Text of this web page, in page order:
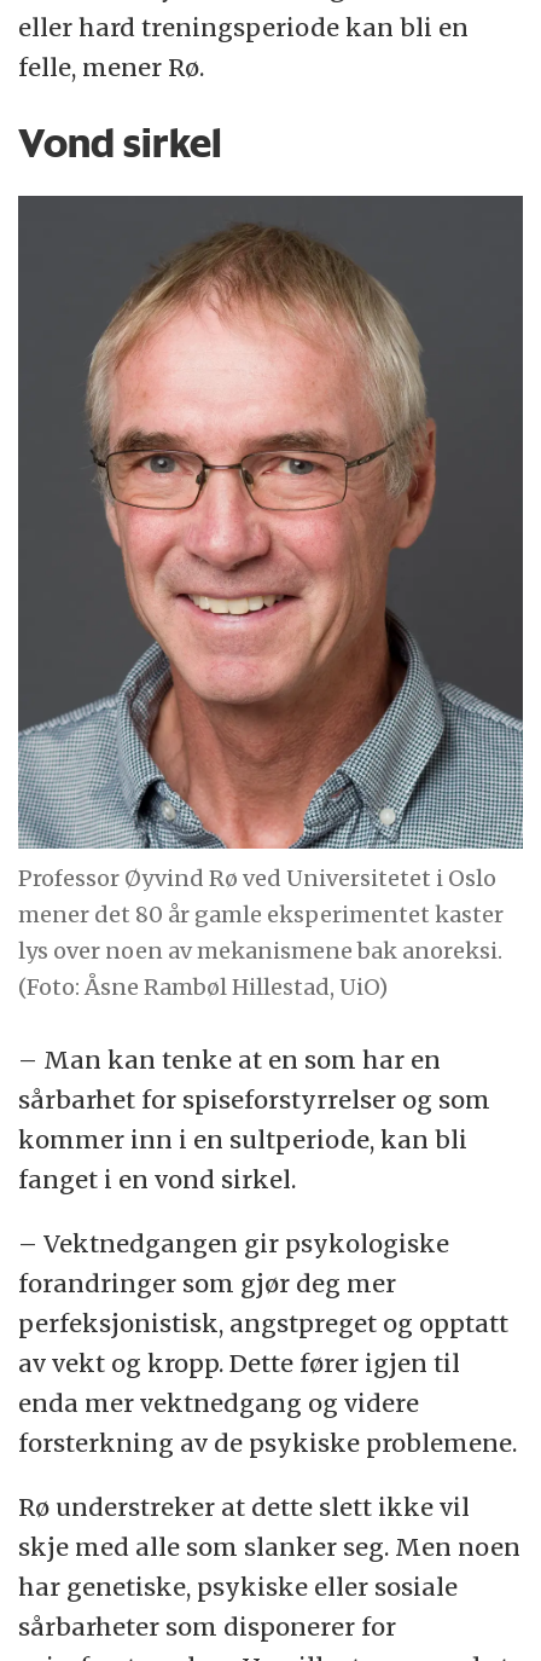
eller hard treningsperiode kan bli en
felle, mener Rø.
Vond sirkel
Professor Øyvind Rø ved Universitetet i Oslo
mener det 80 år gamle eksperimentet kaster
lys over noen av mekanismene bak anoreksi.
(Foto: Åsne Rambøl Hillestad, UiO)
– Man kan tenke at en som har en
sårbarhet for spiseforstyrrelser og som
kommer inn i en sultperiode, kan bli
fanget i en vond sirkel.
– Vektnedgangen gir psykologiske
forandringer som gjør deg mer
perfeksjonistisk, angstpreget og opptatt
av vekt og kropp. Dette fører igjen til
enda mer vektnedgang og videre
forsterkning av de psykiske problemene.
Rø understreker at dette slett ikke vil
skje med alle som slanker seg. Men noen
har genetiske, psykiske eller sosiale
sårbarheter som disponerer for